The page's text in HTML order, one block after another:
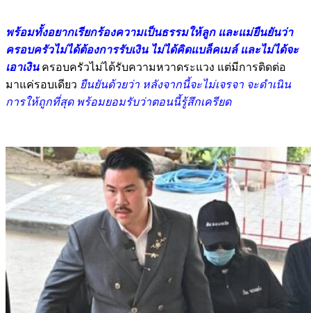
พร้อมทั้งอยากเรียกร้องความเป็นธรรมให้ลูก และแม่ยืนยันว่า
ครอบครัวไม่ได้ต้องการรับเงิน ไม่ได้คิดแบล็คเมล์ และไม่ได้จะ
เอาเงินครอบครัวไม่ได้รับความหวาดระแวง แต่มีการติดต่อ
มาแค่รอบเดียว ยืนยันด้วยว่า หลังจากนี้จะไม่เจรจา จะดำเนิน
การให้ถูกที่สุด พร้อมยอมรับว่าตอนนี้รู้สึกเครียด